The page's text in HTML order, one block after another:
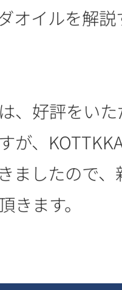
オイルを解
、好評をい
が、
ましたので
きます。